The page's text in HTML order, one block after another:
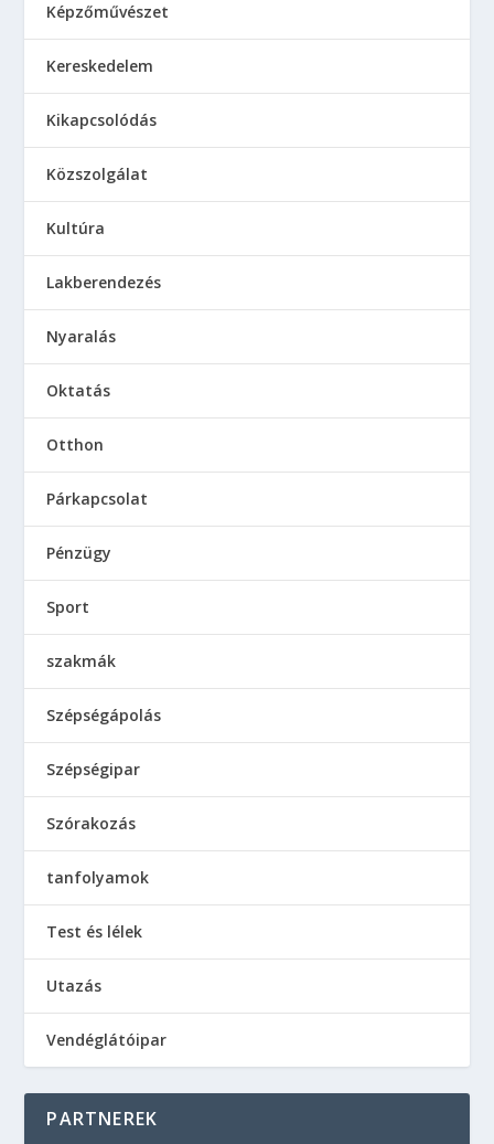
Képzőművészet
Kereskedelem
Kikapcsolódás
Közszolgálat
Kultúra
Lakberendezés
Nyaralás
Oktatás
Otthon
Párkapcsolat
Pénzügy
Sport
szakmák
Szépségápolás
Szépségipar
Szórakozás
tanfolyamok
Test és lélek
Utazás
Vendéglátóipar
PARTNEREK